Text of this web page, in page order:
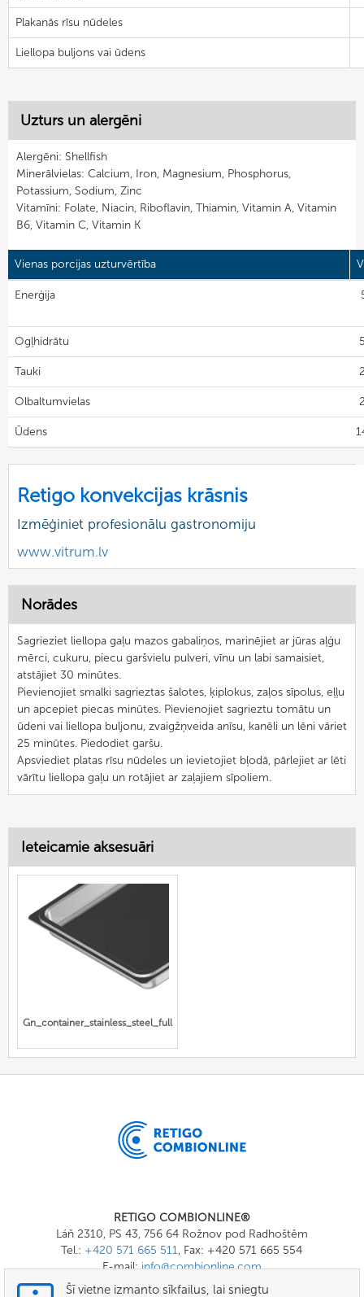
Plakanās rīsu nūdeles
Liellopa buljons vai ūdens
Uzturs un alergēni
Alergēni: Shellfish
Minerālvielas: Calcium, Iron, Magnesium, Phosphorus,
Potassium, Sodium, Zinc
Vitamīni: Folate, Niacin, Riboflavin, Thiamin, Vitamin A, Vitamin
B6, Vitamin C, Vitamin K
Vienas porcijas uzturvērtība
Enerģija
Ogļhidrātu
Tauki
Olbaltumvielas
Ūdens
Retigo konvekcijas krāsnis
Izmēģiniet profesionālu gastronomiju
www.vitrum.lv
Norādes
Sagrieziet liellopa gaļu mazos gabaliņos, marinējiet ar jūras aļģu
mērci, cukuru, piecu garšvielu pulveri, vīnu un labi samaisiet,
atstājiet 30 minūtes.
Pievienojiet smalki sagrieztas šalotes, ķiplokus, zaļos sīpolus, eļļu
un apcepiet piecas minūtes. Pievienojiet sagrieztu tomātu un
ūdeni vai liellopa buljonu, zvaigžņveida anīsu, kanēli un lēni vāriet
25 minūtes. Piedodiet garšu.
Apsviediet platas rīsu nūdeles un ievietojiet bļodā, pārlejiet ar lēti
vārītu liellopa gaļu un rotājiet ar zaļajiem sīpoliem.
Ieteicamie aksesuāri
Gn_container_stainless_steel_full
RETIGO COMBIONLINE®
Láň 2310, PS 43, 756 64 Rožnov pod Radhoštěm
Tel.: +420 571 665 511, Fax: +420 571 665 554
E-mail:info@combionline.com
Šī vietne izmanto sīkfailus, lai sniegtu